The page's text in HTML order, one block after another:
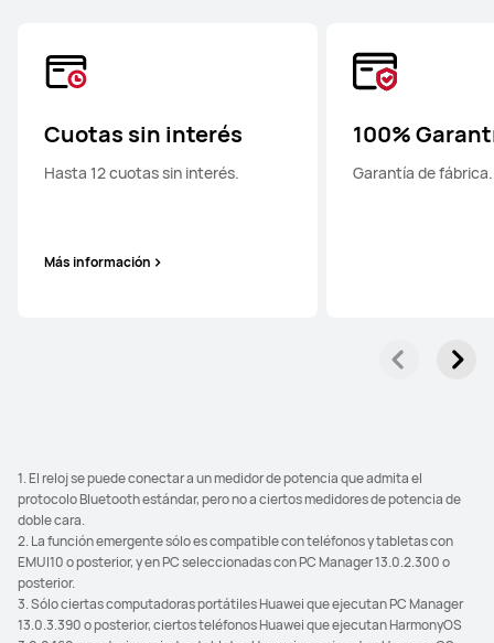
Cuotas sin interés
Hasta 12 cuotas sin interés.
Más información
100%
Garantía de fábrica.
1. El reloj se puede conectar a un medidor de potencia que admita el
protocolo Bluetooth estándar, pero no a ciertos medidores de potencia de
doble cara.
2. La función emergente sólo es compatible con teléfonos y tabletas con
EMUI10 o posterior, y en PC seleccionadas con PC Manager 13.0.2.300 o
posterior.
3. Sólo ciertas computadoras portátiles Huawei que ejecutan PC Manager
13.0.3.390 o posterior, ciertos teléfonos Huawei que ejecutan HarmonyOS